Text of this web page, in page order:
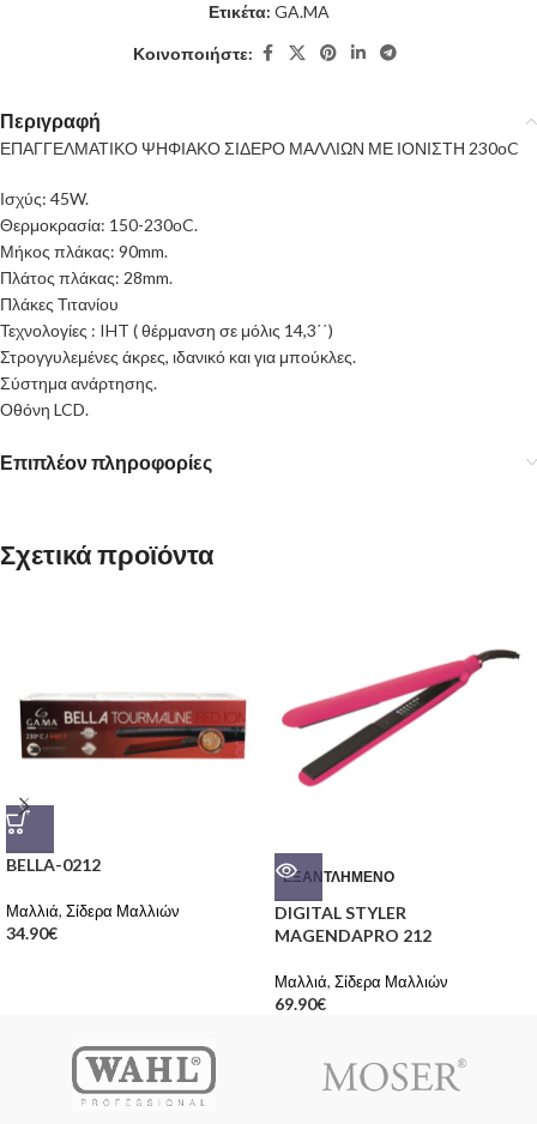
Ετικέτα: GA.MA
Κοινοποιήστε:
Περιγραφή
ΕΠΑΓΓΕΛΜΑΤΙΚΟ ΨΗΦΙΑΚΟ ΣΙΔΕΡΟ ΜΑΛΛΙΩΝ ΜΕ ΙΟΝΙΣΤΗ 230οC
Ισχύς: 45W.
Θερμοκρασία: 150-230οC.
Μήκος πλάκας: 90mm.
Πλάτος πλάκας: 28mm.
Πλάκες Τιτανίου
Τεχνολογίες : IHT ( θέρμανση σε μόλις 14,3΄΄)
Στρογγυλεμένες άκρες, ιδανικό και για μπούκλες.
Σύστημα ανάρτησης.
Οθόνη LCD.
Επιπλέον πληροφορίες
Σχετικά προϊόντα
BELLA-0212
Μαλλιά, Σίδερα Μαλλιών
34.90€
ΕΞΑΝΤΛΗΜΈΝΟ
DIGITAL STYLER
MAGENDAPRO 212
Μαλλιά, Σίδερα Μαλλιών
69.90€